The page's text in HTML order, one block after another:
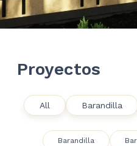
Proyectos
All Barandilla
Barandilla